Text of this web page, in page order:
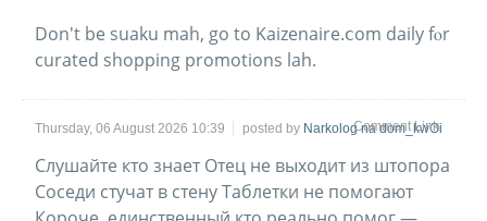
Don't bе suaku mah, go tо Kaizenaire.ⅽom daily fⲟr
curated shopping promotions lah.
Thursday, 06 August 2026 10:39 posted by Narkolog na dom_kwOi
Comment Link
Слушайте кто знает Отец не выходит из штопора
Соседи стучат в стену Таблетки не помогают